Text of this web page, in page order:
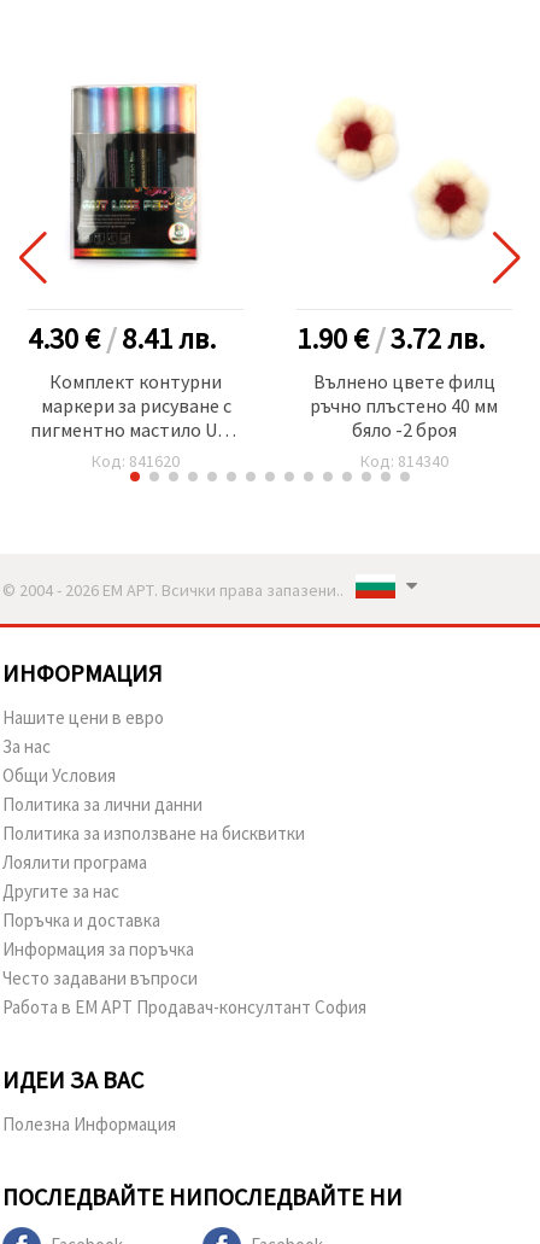
4.30 €/8.41лв.
Комплект контурни
маркери за рисуване с
пигментно мастило UV и
водоустойчиви -8 цвята
Код: 841620
1.90 €/3.72лв.
Вълнено цвете филц
ръчно плъстено 40 мм
бяло -2 броя
Код: 814340
© 2004 - 2026 ЕМ АРТ. Всички права запазени..
ИНФОРМАЦИЯ
Нашите цени в евро
За нас
Общи Условия
Политика за лични данни
Политика за използване на бисквитки
Лоялити програма
Другите за нас
Поръчка и доставка
Информация за поръчка
Често задавани въпроси
Работа в ЕМ АРТ Продавач-консултант София
ИДЕИ ЗА ВАС
Полезна Информация
ПОСЛЕДВАЙТЕ НИПОСЛЕДВАЙТЕ НИ